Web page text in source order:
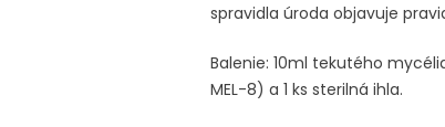
spravidla úroda objavuje
Balenie: 10ml tekutého
MEL-8) a 1 ks sterilná ihla.